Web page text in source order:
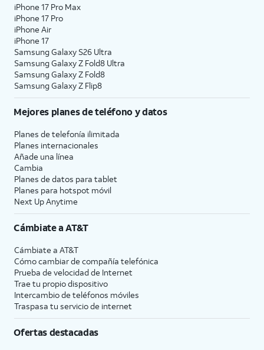
iPhone 17 Pro Max
iPhone 17 Pro
iPhone Air
iPhone 17
Samsung Galaxy S26 Ultra
Samsung Galaxy Z Fold8 Ultra
Samsung Galaxy Z Fold8
Samsung Galaxy Z Flip8
Mejores planes de teléfono y datos
Planes de telefonía ilimitada
Planes internacionales
Añade una línea
Cambia
Planes de datos para tablet
Planes para hotspot móvil
Next Up Anytime
Cámbiate aAT&T
Cámbiate a AT&T
Cómo cambiar de compañía telefónica
Prueba de velocidad de Internet
Trae tu propio dispositivo
Intercambio de teléfonos móviles
Traspasa tu servicio de internet
Ofertas destacadas